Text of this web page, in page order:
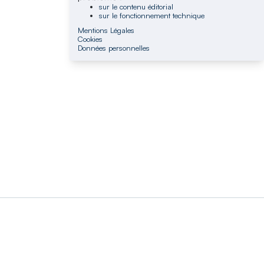
sur le contenu éditorial
sur le fonctionnement technique
Mentions Légales
Cookies
Données personnelles